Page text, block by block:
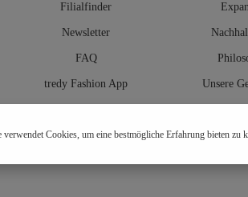
Filialfinder
Newsletter
FAQ
tredy Fashion App
Hosenberater
Unsere
verwendet Cookies, um eine bestmögliche Erfahrung bieten zu